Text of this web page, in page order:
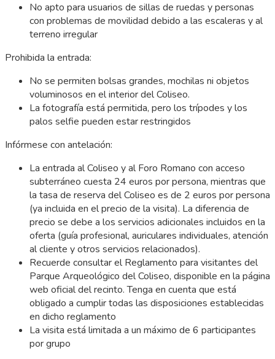
No apto para usuarios de sillas de ruedas y personas
con problemas de movilidad debido a las escaleras y al
terreno irregular
Prohibida la entrada:
No se permiten bolsas grandes, mochilas ni objetos
voluminosos en el interior del Coliseo.
La fotografía está permitida, pero los trípodes y los
palos selfie pueden estar restringidos
Infórmese con antelación:
La entrada al Coliseo y al Foro Romano con acceso
subterráneo cuesta 24 euros por persona, mientras que
la tasa de reserva del Coliseo es de 2 euros por persona
(ya incluida en el precio de la visita). La diferencia de
precio se debe a los servicios adicionales incluidos en la
oferta (guía profesional, auriculares individuales, atención
al cliente y otros servicios relacionados).
Recuerde consultar el Reglamento para visitantes del
Parque Arqueológico del Coliseo, disponible en la página
web oficial del recinto. Tenga en cuenta que está
obligado a cumplir todas las disposiciones establecidas
en dicho reglamento
La visita está limitada a un máximo de 6 participantes
por grupo